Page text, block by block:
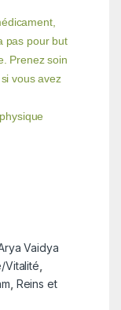
pas pour but
Prenez soin
vous avez
Vaidya
Vitalité
Reins et